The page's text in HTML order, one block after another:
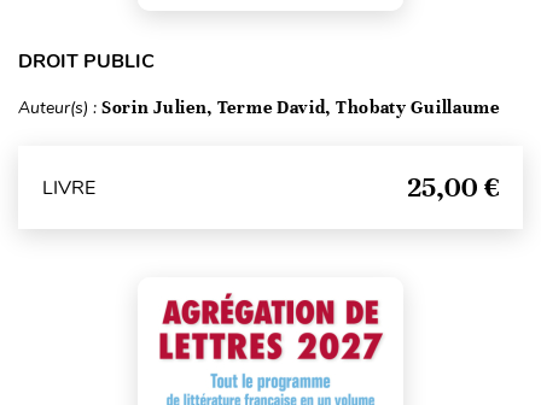
DROIT PUBLIC
Auteur(s) : Sorin Julien, Terme David, Thobaty Guillaume
LIVRE 25,00 €